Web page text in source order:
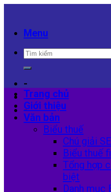
contentMenu
-
-
Trang chủ
Giới thiệu
Văn bản
Biểu thuế
Chú giải
Biểu thuế
Tổng hợp
biệt
Danh mục